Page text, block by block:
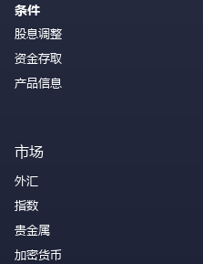
条件
股息调整
资金存取
产品信息
市场
外汇
指数
贵金属
加密货币